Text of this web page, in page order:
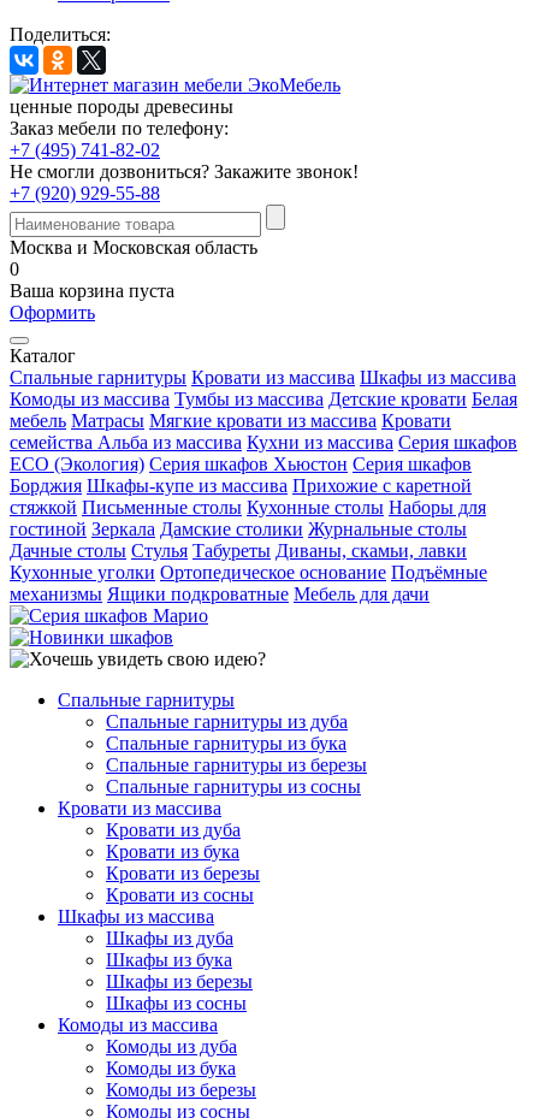
Поделиться:
ценные породы древесины
Заказ мебели по телефону:
+7 (495) 741-82-02
Не смогли дозвониться? Закажите звонок!
+7 (920) 929-55-88
Москва и Московская область
0
Ваша корзина пуста
Оформить
Каталог
Спальные гарнитуры Кровати из массива Шкафы из массива
Комоды из массива Тумбы из массива Детские кровати Белая
мебель Матрасы Мягкие кровати из массива Кровати
семейства Альба из массива Кухни из массива Серия шкафов
ECO (Экология) Серия шкафов Хьюстон Серия шкафов
Борджия Шкафы-купе из массива Прихожие с каретной
стяжкой Письменные столы Кухонные столы Наборы для
гостиной Зеркала Дамские столики Журнальные столы
Дачные столы Стулья Табуреты Диваны, скамьи, лавки
Кухонные уголки Ортопедическое основание Подъёмные
механизмы Ящики подкроватные Мебель для дачи
Спальные гарнитуры
Спальные гарнитуры из дуба
Спальные гарнитуры из бука
Спальные гарнитуры из березы
Спальные гарнитуры из сосны
Кровати из массива
Кровати из дуба
Кровати из бука
Кровати из березы
Кровати из сосны
Шкафы из массива
Шкафы из дуба
Шкафы из бука
Шкафы из березы
Шкафы из сосны
Комоды из массива
Комоды из дуба
Комоды из бука
Комоды из березы
Комоды из сосны